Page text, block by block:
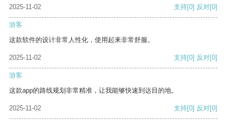
2025-11-02 支持[0] 反对[0]
游客
这款软件的设计非常人性化，使用起来非常舒服。
2025-11-02 支持[0] 反对[0]
游客
这款app的路线规划非常精准，让我能够快速到达目的地。
2025-11-02 支持[0] 反对[0]